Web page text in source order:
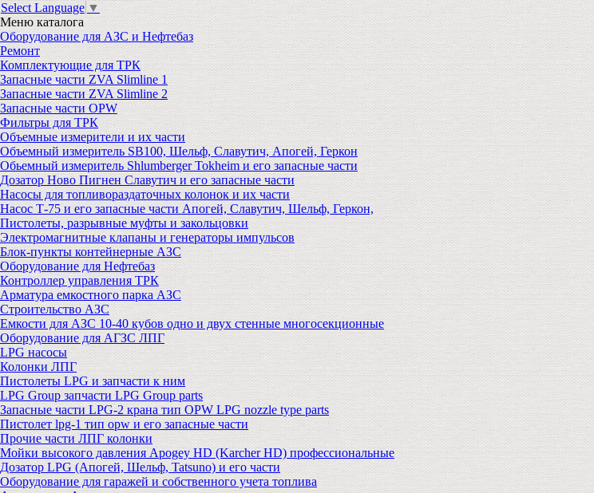
Select Language ▼
Меню каталога
Оборудование для АЗС и Нефтебаз
Ремонт
Комплектующие для ТРК
Запасные части ZVA Slimline 1
Запасные части ZVA Slimline 2
Запасные части OPW
Фильтры для ТРК
Объемные измерители и их части
Объемный измеритель SB100, Шельф, Славутич, Апогей, Геркон
Обьемный измеритель Shlumberger Tokheim и его запасные части
Дозатор Ново Пигнен Славутич и его запасные части
Насосы для топливораздаточных колонок и их части
Насос Т-75 и его запасные части Апогей, Славутич, Шельф, Геркон,
Пистолеты, разрывные муфты и закольцовки
Электромагнитные клапаны и генераторы импульсов
Блок-пункты контейнерные АЗС
Оборудование для Нефтебаз
Контроллер управления ТРК
Арматура емкостного парка АЗС
Строительство АЗС
Емкости для АЗС 10-40 кубов одно и двух стенные многосекционные
Оборудование для АГЗС ЛПГ
LPG насосы
Колонки ЛПГ
Пистолеты LPG и запчасти к ним
LPG Group запчасти LPG Group parts
Запасные части LPG-2 крана тип OPW LPG nozzle type parts
Пистолет lpg-1 тип opw и его запасные части
Прочие части ЛПГ колонки
Мойки высокого давления Apogey HD (Karcher HD) профессиональные
Дозатор LPG (Апогей, Шельф, Tatsuno) и его части
Оборудование для гаражей и собственного учета топлива